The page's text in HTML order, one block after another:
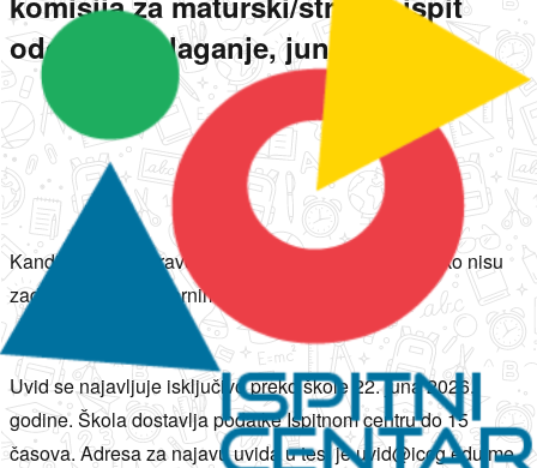
odobrila polaganje, jun 2026
Kandidati imaju pravo na uvid u test i prigovor ukoliko nisu
zadovoljni preliminarnim rezultatima.
Uvid se najavljuje isključivo preko škole 22. juna 2026.
godine. Škola dostavlja podatke Ispitnom centru do 15
časova. Adresa za najavu uvida u test je uvid@iccg.edu.me.